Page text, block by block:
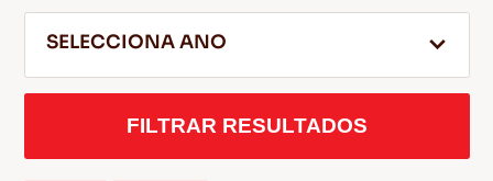
SELECCIONA ANO
FILTRAR RESULTADOS